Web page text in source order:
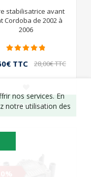
stabilisatrice avant
Cordoba de 2002 à
2006
TTC 28,00€ TTC
VEUX VOIR
nos services. En
notre utilisation des